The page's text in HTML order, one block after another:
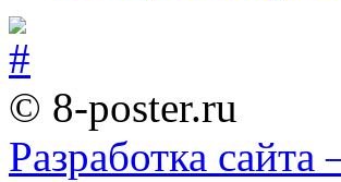
© 8-poster.ru
Разработка